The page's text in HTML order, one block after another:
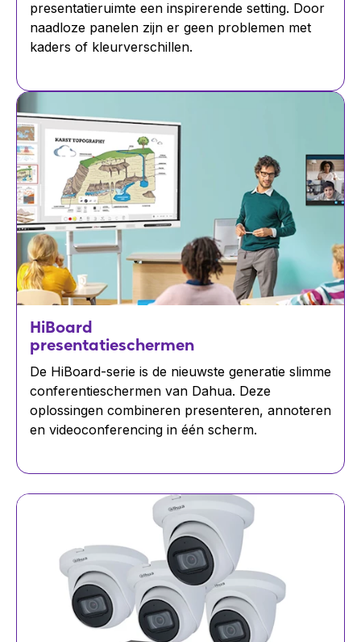
presentatieruimte een inspirerende setting. Door
naadloze panelen zijn er geen problemen met
kaders of kleurverschillen.
HiBoard
presentatieschermen
De HiBoard-serie is de nieuwste generatie slimme
conferentieschermen van Dahua. Deze
oplossingen combineren presenteren, annoteren
en videoconferencing in één scherm.